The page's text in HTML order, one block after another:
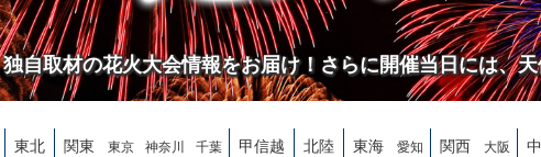
自取材の花火大会情報をお届け！さらに開催当日には、
東北 関東 東京 神奈川 千葉 甲信越 北陸 東海 愛知 関西 大阪